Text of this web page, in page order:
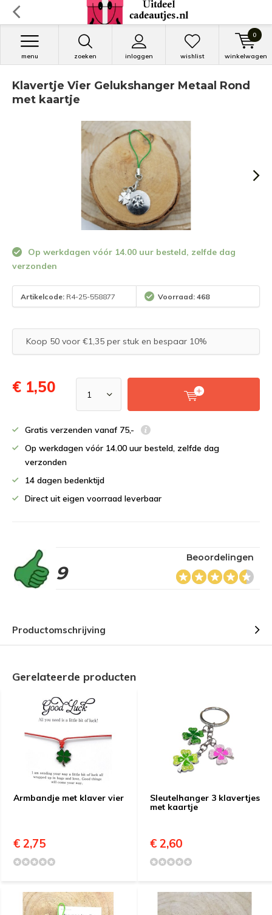
zoeken inloggen
menu wishlist winkelwagen
0
Klavertje Vier Gelukshanger Metaal Rond
met kaartje
Op werkdagen vóór 14.00 uur besteld, zelfde dag
verzonden
Artikelcode: R4-25-558877 Voorraad: 468
Koop 50 voor €1,35 per stuk en bespaar 10%
€ 1,50
Gratis verzenden vanaf 75,-
Op werkdagen vóór 14.00 uur besteld, zelfde dag
verzonden
14 dagen bedenktijd
Direct uit eigen voorraad leverbaar
9
Beoordelingen
Productomschrijving
Gerelateerde producten
Armbandje met klaver vier
€ 2,75
Sleutelhanger 3 klavertjes
met kaartje
€ 2,60